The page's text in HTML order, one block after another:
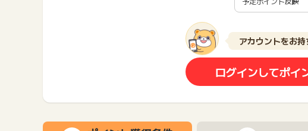
アカウントをお持
ログインしてポイ